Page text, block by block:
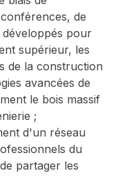
de
pour
supérieur, les
de la construction
avancées de
le bois massif
;
d'un réseau
du
partager les